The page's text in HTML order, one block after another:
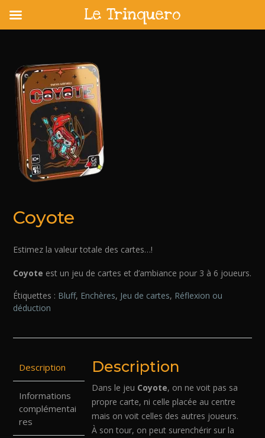
Coyote
Estimez la valeur totale des cartes…!
Coyote est un jeu de cartes et d’ambiance pour 3 à 6 joueurs.
Étiquettes : Bluff, Enchères, Jeu de cartes, Réflexion ou
déduction
Description
Informations
complémentai
res
Description
Dans le jeu Coyote, on ne voit pas sa
propre carte, ni celle placée au centre
mais on voit celles des autres joueurs.
À son tour, on peut surenchérir sur la
Le Trinquero